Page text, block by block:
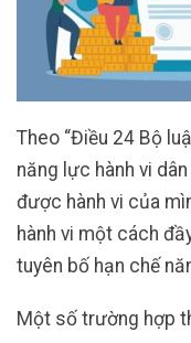
Theo “Điều 24 Bộ
năng lực hành vi
được hành vi của
hành vi một cách
tuyên bố hạn chế
Một số trường hợp